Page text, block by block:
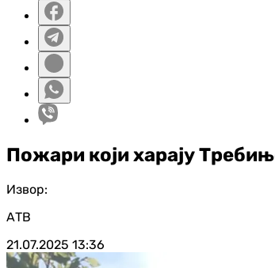
Пожари који харају
Извор:
АТВ
21.07.2025 13:36